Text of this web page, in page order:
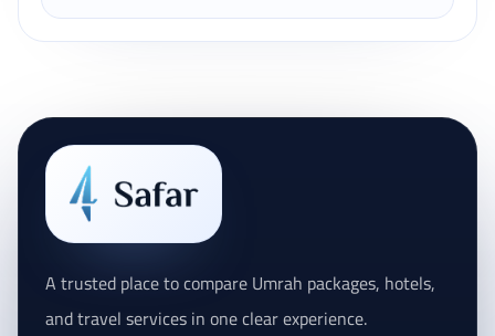
A trusted place to compare Umrah packages, hotels,
and travel services in one clear experience.